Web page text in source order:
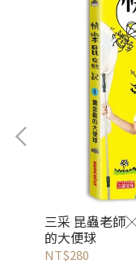
三采 昆蟲老師
的大便球
NT$280